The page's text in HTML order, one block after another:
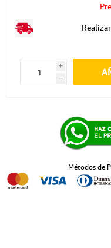
i
h
Métodos de